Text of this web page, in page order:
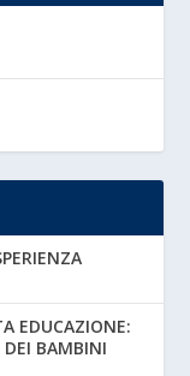
EDUCAZIONE:
DEI BAMBINI